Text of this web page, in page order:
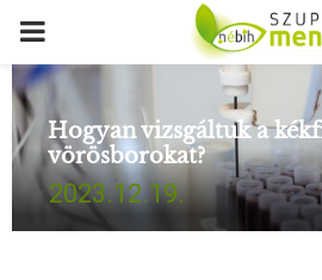
P
R
I
M
Hogyan vizsgáltuk a
vörösborokat?
2023.12.19.